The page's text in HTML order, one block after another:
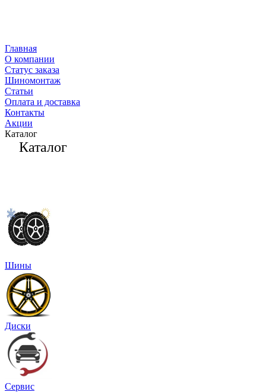
Главная
О компании
Статус заказа
Шиномонтаж
Статьи
Оплата и доставка
Контакты
Акции
Каталог
Каталог
Шины
Диски
Сервис